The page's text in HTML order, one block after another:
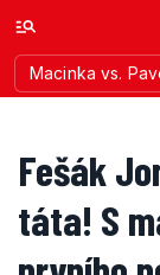
Macinka vs.
Fešák
táta! S